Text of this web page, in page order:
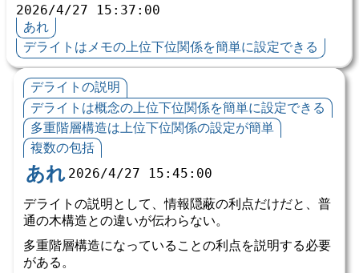
2026/4/27 15:37:00
あれ
デライトはメモの上位下位関係を簡単に設定できる
デライトの説明
デライトは概念の上位下位関係を簡単に設定できる
多重階層構造は上位下位関係の設定が簡単
複数の包括
あれ 2026/4/27 15:45:00
デライトの説明として、情報隠蔽の利点だけだと、普
通の木構造との違いが伝わらない。
多重階層構造になっていることの利点を説明する必要
がある。